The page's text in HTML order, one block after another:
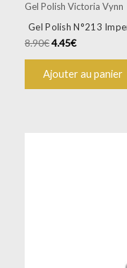
Gel Polish Victoria Vynn
Gel Polish N°213
8.90€4.45€
Ajouter au panier